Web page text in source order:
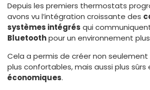
Depuis les premiers thermostats
avons vu l’intégration croissante des
systèmes intégrés qui
Bluetoothpour un environnement
Cela a permis de créer non
plus confortables, mais aussi plus sûrs
économiques.